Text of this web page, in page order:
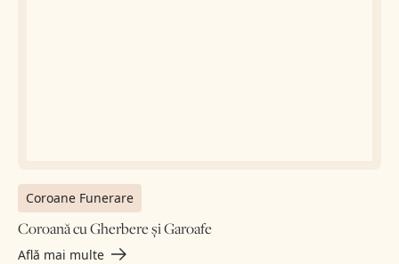
Coroane Funerare
Coroană cu Gherbere și Garoafe
Află mai multe